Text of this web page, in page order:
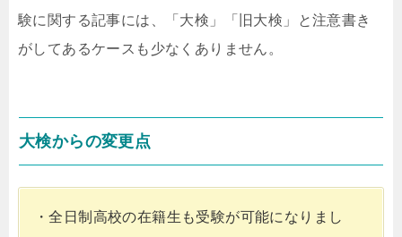
験に関する記事には、「大検」「旧大検」と注意書き
がしてあるケースも少なくありません。
大検からの変更点
・全日制高校の在籍生も受験が可能になりまし